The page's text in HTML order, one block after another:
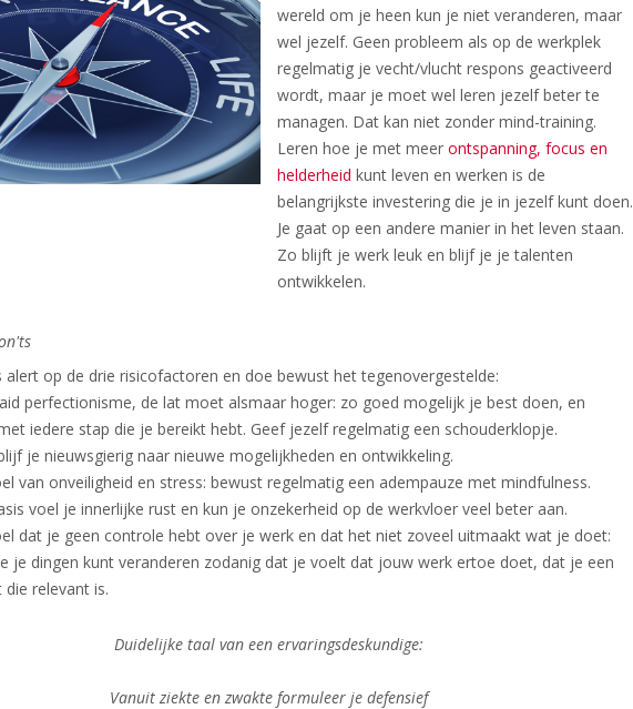
wereld om je heen kun je niet veranderen, maar
wel jezelf. Geen probleem als op de werkplek
regelmatig je vecht/vlucht respons geactiveerd
wordt, maar je moet wel leren jezelf beter te
managen. Dat kan niet zonder mind-training.
Leren hoe je met meer ontspanning, focus en
helderheid kunt leven en werken is de
belangrijkste investering die je in jezelf kunt doen.
Je gaat op een andere manier in het leven staan.
Zo blijft je werk leuk en blijf je je talenten
ontwikkelen.​
alert op de drie risicofactoren en doe bewust het tegenovergestelde:
perfectionisme, de lat moet alsmaar hoger: zo goed mogelijk je best doen, en
iedere stap die je bereikt hebt. Geef jezelf regelmatig een schouderklopje.
je nieuwsgierig naar nieuwe mogelijkheden en ontwikkeling.
van onveiligheid en stress: bewust regelmatig een adempauze met mindfulness.
voel je innerlijke rust en kun je onzekerheid op de werkvloer veel beter aan.
dat je geen controle hebt over je werk en dat het niet zoveel uitmaakt wat je doet:
je dingen kunt veranderen zodanig dat je voelt dat jouw werk ertoe doet, dat je een
relevant is.​
Duidelijke taal van een ervaringsdeskundige:
Vanuit ziekte en zwakte formuleer je defensief